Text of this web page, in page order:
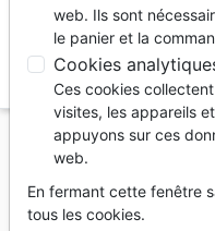
Accueil Livres
- PDF
web. Ils sont
le panier et la
Cookies
Ces cookies
visites, les appareils
appuyons sur ces
web.
En fermant cette fenêtre
tous les cookies.